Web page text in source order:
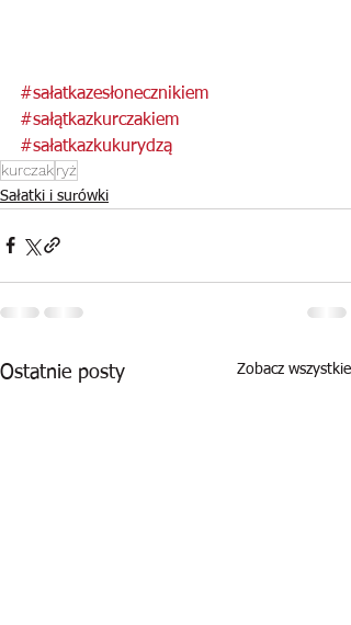
#sałatkazesłonecznikiem
#sałątkazkurczakiem
#sałatkazkukurydzą
kurczakryż
Sałatki i surówki
Ostatnie posty Zobacz wszystkie